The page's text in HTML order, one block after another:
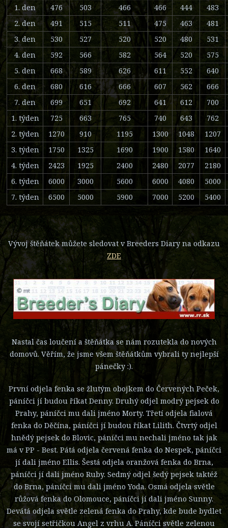
1. den
476 503 466 466 444
483
2. den
491 515 511 475 463
481
3. den
530 527 520 520 480
531
4. den
592 566 582 564 520
575
5. den
668 589 626 611 552
640
6. den
680 616 666 607 562
666
7. den
699 651 692 641 612
700
1. týden
725 663 765 740 643
762
2. týden
1270 910 1195 1300 1048
1207
3. týden
1750 1325 1690 1900 1580
1640
4. týden
2423 1925 2400 2480 2077
2180
6. týden
6000 3000 5600 6000 4080
5000
7. týden
6500 5000 5900 7000 5200 5400
Vývoj štěňátek můžete sledovat v Breeders Diary na odkazu
ZDE
Nastal čas loučení a štěňátka se nám rozutekla do nových
domovů. Věřím, že jsme všem štěňátkům vybrali ty nejlepší
pánečky :).
První odjela fenka se žlutým obojkem do Červených Peček,
páníčci jí budou říkat Denny. Druhý odjel modrý pejsek do
Prahy, páníčci mu dali jméno Morty. Třetí odjela fialová
fenka do Děčína, páníčci jí budou říkat Lilith. Čtvrtý odjel
hnědý pejsek do Blovic, páníčci mu nechali jméno tak jak
má v PP - Best. Pátá odjela červená fenka do Nespek, páníčci
jí dali jméno Ellis. Šestá odjela oranžová fenka do Brna,
páníčci jí dali jméno Ruby. Sedmý odjel šedý pejsek taktéž
do Brna, páníčci mu dali jméno Yoda. Osmá odjela světle
růžová fenka do Olomouce, páníčci jí dali jméno Sunny.
Devátá odjela světle zelená fenka do Prahy, kde bude bydlet
se svojí setřičkou Angel z vrhu A. Páníčci světle zelenou